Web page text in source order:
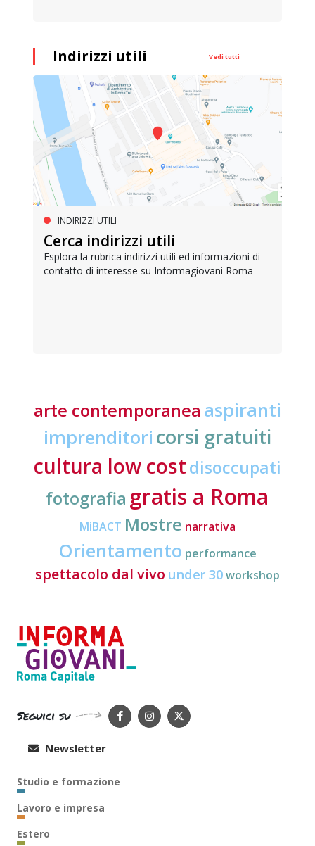
Indirizzi utili Vedi tutti
INDIRIZZI UTILI
Cerca indirizzi utili
Esplora la rubrica indirizzi utili ed informazioni di
contatto di interesse su Informagiovani Roma
arte contemporanea aspiranti
imprenditori corsi gratuiti
cultura low costdisoccupati
fotografia gratis a Roma
MiBACT Mostre narrativa
Orientamento performance
spettacolo dal vivo under 30workshop
Seguici su
Newsletter
Studio e formazione
Lavoro e impresa
Estero